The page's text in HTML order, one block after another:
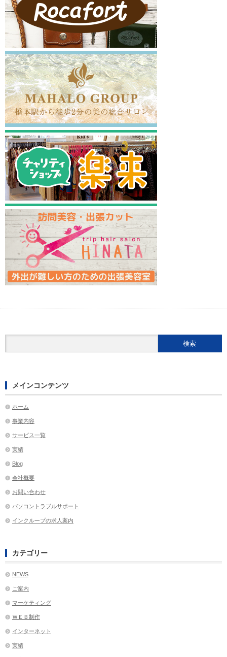
メインコンテンツ
ホーム
事業内容
サービス一覧
実績
Blog
会社概要
お問い合わせ
パソコントラブルサポート
インクループの求人案内
カテゴリー
NEWS
ご案内
マーケティング
ＷＥＢ制作
インターネット
実績